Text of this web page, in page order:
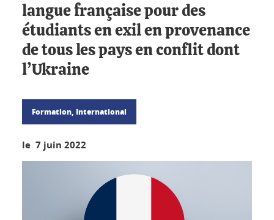
langue française pour des
étudiants en exil en provenance
de tous les pays en conflit dont
l’Ukraine
Formation, International
le 7 juin 2022